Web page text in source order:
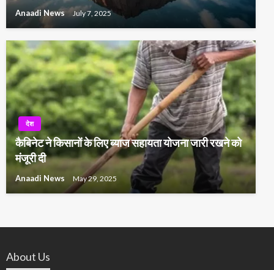
Anaadi News July 7, 2025
देश
कैबिनेट ने किसानों के लिए ब्याज सहायता योजना जारी रखने को
मंजूरी दी
Anaadi News May 29, 2025
About Us